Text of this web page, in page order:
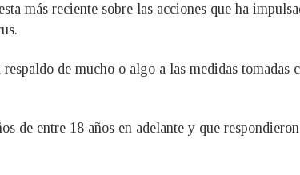
más reciente sobre las acciones que ha
de mucho o algo a las medidas
de entre 18 años en adelante y que